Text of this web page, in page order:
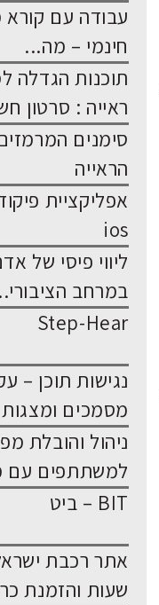
עבודה עם קורא
חינמי – מה...
תוכנות
ראייה : סרטון
סימנים
הראייה
אפליקציית
ios
ליווי פיסי של
במרחב
Step-Hear
נגישות תוכן –
מסמכים ומצגות
למשתתפים עם
BIT – ביט
אתר רכבת
שעות והזמנת